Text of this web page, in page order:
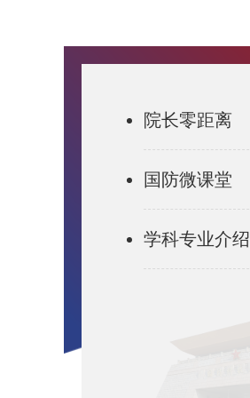
院长零距离
国防微课堂
学科专业介绍